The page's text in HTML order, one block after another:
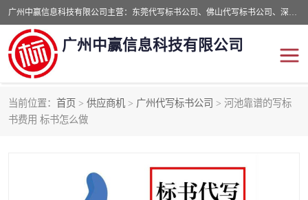
广州中赢信息科技有限公司主营：东莞代写标书公司、佛山代写标书公司、深圳代写标书公司等,食品类标书、工程类类标书,经验丰富的标书制作团队,24小时加急服务,多对一服务。
广州中赢信息科技有限公司
当前位置： 首页 > 供应商机 > 广州代写标书公司 > 河池靠谱的写标
书费用 标书怎么做
东莞代写标书公司